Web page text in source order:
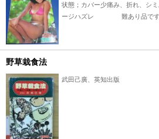
状態；カバー少痛み、折
ージハズレ 難あり品で
野草栽食法
武田己廣、英知出版